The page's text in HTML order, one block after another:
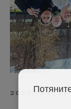
2023-04-14